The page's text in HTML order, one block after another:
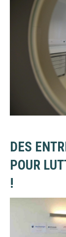
DES
POUR
!